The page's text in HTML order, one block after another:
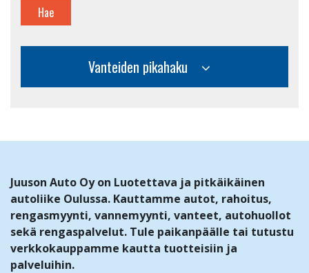
Hae
Vanteiden pikahaku
Juuson Auto Oy on Luotettava ja pitkäikäinen
autoliike Oulussa. Kauttamme autot, rahoitus,
rengasmyynti, vannemyynti, vanteet, autohuollot
sekä rengaspalvelut. Tule paikanpäälle tai tutustu
verkkokauppamme kautta tuotteisiin ja
palveluihin.